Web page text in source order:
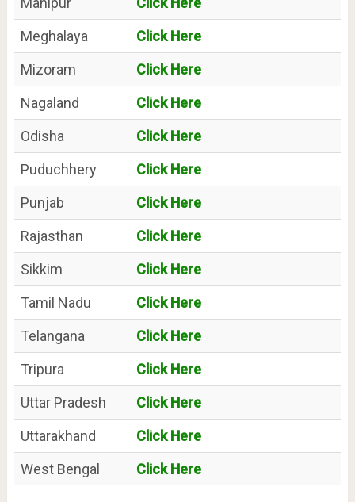
Meghalaya
Click Here
Mizoram
Click Here
Nagaland
Click Here
Odisha
Click Here
Puduchhery
Click Here
Punjab
Click Here
Rajasthan
Click Here
Sikkim
Click Here
Tamil Nadu
Click Here
Telangana
Click Here
Tripura
Click Here
Uttar Pradesh
Click Here
Uttarakhand
Click Here
West Bengal
Click Here